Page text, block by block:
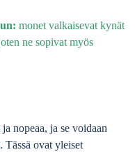
monet valkaisevat kynät
ne sopivat myös
nopeaa, ja se voidaan
Tässä ovat yleiset